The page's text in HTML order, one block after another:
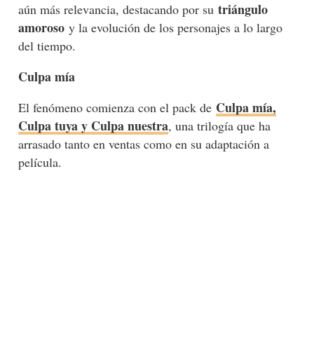
aún más relevancia, destacando por sutriángulo
amoroso y la evolución de los personajes a lo largo
del tiempo.
Culpa mía
El fenómeno comienza con el pack de Culpa mía,
Culpa tuya y Culpa nuestra, una trilogía que ha
arrasado tanto en ventas como en su adaptación a
película.